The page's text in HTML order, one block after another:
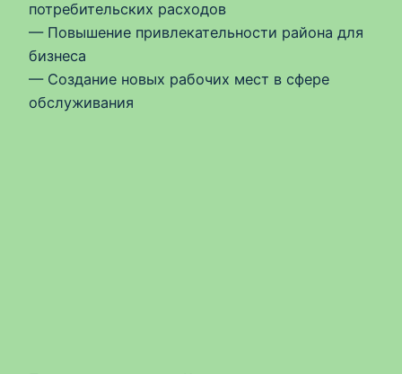
потребительских расходов
— Повышение привлекательности района для
бизнеса
— Создание новых рабочих мест в сфере
обслуживания